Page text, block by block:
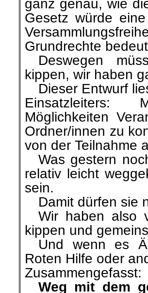
ganz genau, wie
Gesetz würde
Grundrechte
Deswegen
kippen, wir haben
Dieser Entwurf
Einsatzleiters:
Möglichkeiten
Ordner/innen zu
von der Teilnahme
Was gestern
relativ leicht
sein.
Damit dürfen sie
Wir haben also
kippen und
Und wenn es
Roten Hilfe oder
Zusammengefasst:
Weg mit dem